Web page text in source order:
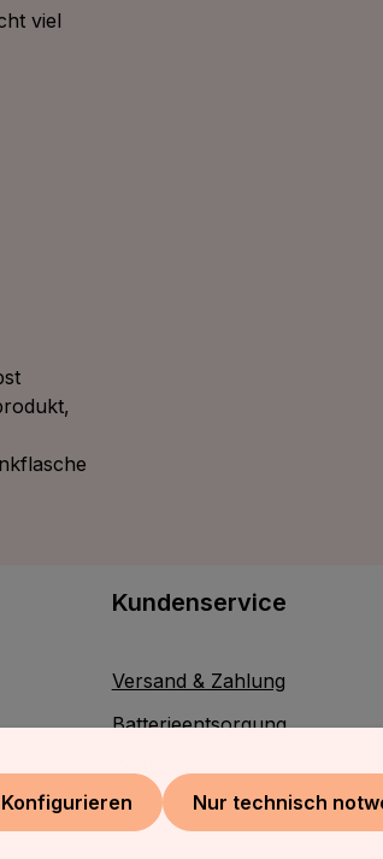
viel
Kundenservice
Versand & Zahlung
Batterieentsorgung
Kontakt
Nur technisch
Konfigurieren